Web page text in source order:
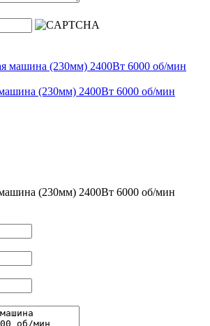
(230мм) 2400Вт 6000 об/мин
(230мм) 2400Вт 6000 об/мин